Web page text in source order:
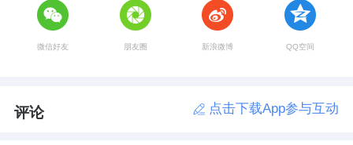
微信好友 朋友圈 新浪微博 QQ空间
评论 点击下载App参与互动